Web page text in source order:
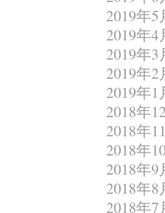
2019年5
2019年4
2019年3
2019年2
2019年1
2018年
2018年
2018年
2018年9
2018年8
2018年7